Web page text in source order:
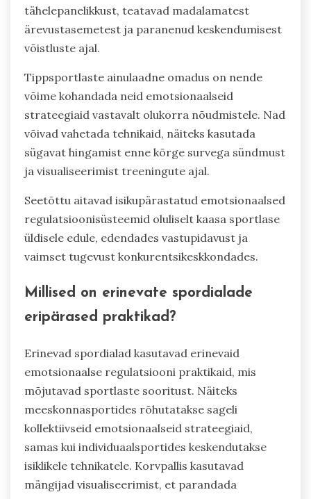
tähelepanelikkust, teatavad madalamatest
ärevustasemetest ja paranenud keskendumisest
võistluste ajal.
Tippsportlaste ainulaadne omadus on nende
võime kohandada neid emotsionaalseid
strateegiaid vastavalt olukorra nõudmistele. Nad
võivad vahetada tehnikaid, näiteks kasutada
sügavat hingamist enne kõrge survega sündmust
ja visualiseerimist treeningute ajal.
Seetõttu aitavad isikupärastatud emotsionaalsed
regulatsioonisüsteemid oluliselt kaasa sportlase
üldisele edule, edendades vastupidavust ja
vaimset tugevust konkurentsikeskkondades.
Millised on erinevate spordialade
eripärased praktikad?
Erinevad spordialad kasutavad erinevaid
emotsionaalse regulatsiooni praktikaid, mis
mõjutavad sportlaste sooritust. Näiteks
meeskonnasportides rõhutatakse sageli
kollektiivseid emotsionaalseid strateegiaid,
samas kui individuaalsportides keskendutakse
isiklikele tehnikatele. Korvpallis kasutavad
mängijad visualiseerimist, et parandada